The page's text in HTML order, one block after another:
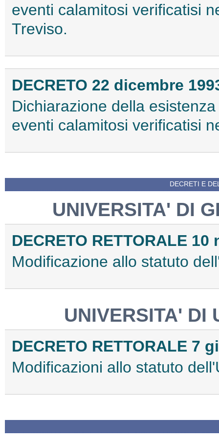
eventi calamitosi verificatisi
Treviso.
DECRETO 22 dicembre
Dichiarazione della
eventi calamitosi verificatisi
DECRETI E
UNIVERSITA' DI
DECRETO RETTORALE
Modificazione allo statuto
UNIVERSITA' DI
DECRETO RETTORALE 7
Modificazioni allo statuto